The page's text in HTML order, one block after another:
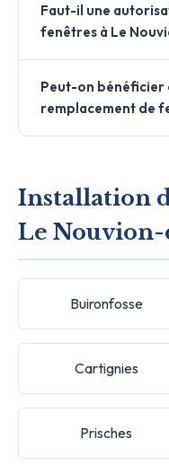
Faut-il une
fenêtres à Le
Peut-on bénéficier
remplacement de
Installation
Le
Buironfosse
Cartignies
Prisches